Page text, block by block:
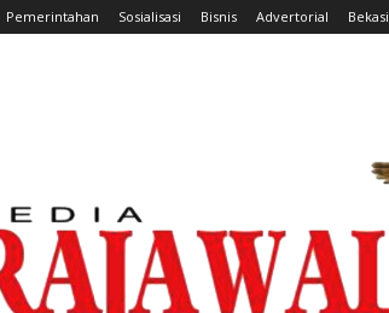
Pemerintahan Sosialisasi Bisnis Advertorial Bekasi